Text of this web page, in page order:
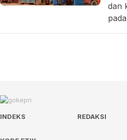
dan
INDEKS REDAKSI